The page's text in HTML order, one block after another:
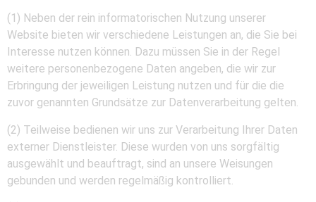
(1) Neben der rein informatorischen Nutzung unserer
Website bieten wir verschiedene Leistungen an, die Sie bei
Interesse nutzen können. Dazu müssen Sie in der Regel
weitere personenbezogene Daten angeben, die wir zur
Erbringung der jeweiligen Leistung nutzen und für die die
zuvor genannten Grundsätze zur Datenverarbeitung gelten.
(2) Teilweise bedienen wir uns zur Verarbeitung Ihrer Daten
externer Dienstleister. Diese wurden von uns sorgfältig
ausgewählt und beauftragt, sind an unsere Weisungen
gebunden und werden regelmäßig kontrolliert.